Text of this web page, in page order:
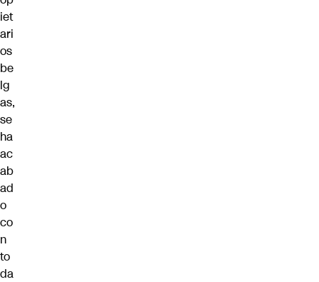
iet
ari
os
be
lg
as,
se
ha
ac
ab
ad
o
co
n
to
da